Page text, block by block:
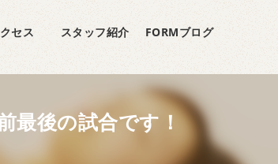
セス スタッフ紹介 FORMブログ
最後の試合です！